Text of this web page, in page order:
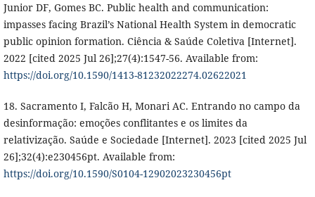
Junior DF, Gomes BC. Public health and communication:
impasses facing Brazil’s National Health System in democratic
public opinion formation. Ciência & Saúde Coletiva [Internet].
2022 [cited 2025 Jul 26];27(4):1547-56. Available from:
https://doi.org/10.1590/1413-81232022274.02622021
18. Sacramento I, Falcão H, Monari AC. Entrando no campo da
desinformação: emoções conflitantes e os limites da
relativização. Saúde e Sociedade [Internet]. 2023 [cited 2025 Jul
26];32(4):e230456pt. Available from:
https://doi.org/10.1590/S0104-12902023230456pt